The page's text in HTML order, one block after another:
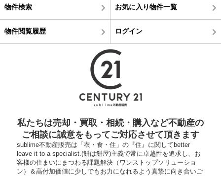
物件検索 お気に入り物件一覧
物件閲覧履歴 ログイン
私たちは売却・買取・相続・購入など不動産の
ご相談に誠意をもってご対応させて頂きます
sublime不動産販売は「衣・食・住」の『住』に関してbetter
leave it to a specialist.(餅は餅屋)主義で常に卓越性を追求し、お
客様の住まいにまつわる課題解決（ワンストップソリューショ
ン）＆高付加価値に少しでもお力になれるよう真摯に向き合いご